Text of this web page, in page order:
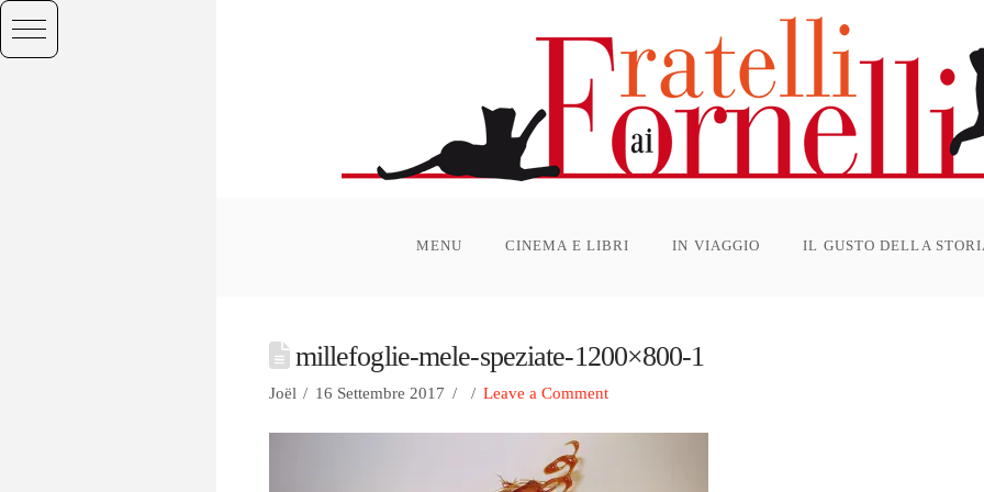
MENU CINEMA E LIBRI IN VIAGGIO IL GUSTO DELLA
millefoglie-mele-speziate-1200×800-1
Joël 16 Settembre 2017 Leave a Comment